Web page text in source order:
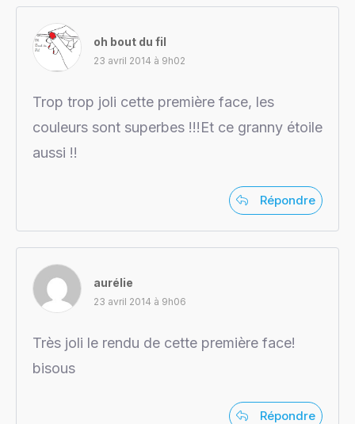
oh bout du fil
23 avril 2014 à 9h02
Trop trop joli cette première face, les
couleurs sont superbes !!!Et ce granny étoile
aussi !!
Répondre
aurélie
23 avril 2014 à 9h06
Très joli le rendu de cette première face!
bisous
Répondre